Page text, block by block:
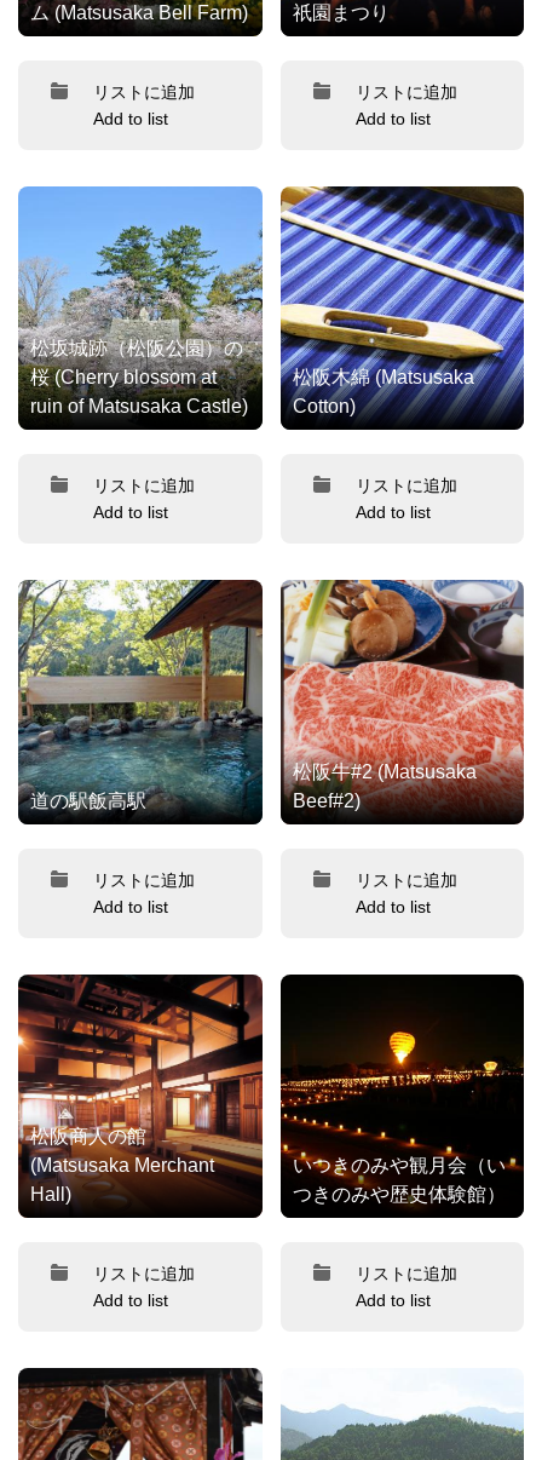
ム (Matsusaka Bell Farm)
リストに追加
Add to list
祇園まつり
リストに追加
Add to list
松坂城跡（松阪公園）の
桜 (Cherry blossom at
ruin of Matsusaka Castle)
リストに追加
Add to list
松阪木綿 (Matsusaka
Cotton)
リストに追加
Add to list
道の駅飯高駅
リストに追加
Add to list
松阪牛#2 (Matsusaka
Beef#2)
リストに追加
Add to list
松阪商人の館
(Matsusaka Merchant
Hall)
リストに追加
Add to list
いつきのみや観月会（い
つきのみや歴史体験館）
リストに追加
Add to list